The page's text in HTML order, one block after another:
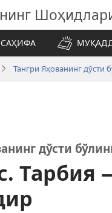
Тангри Яҳованинг дўсти
дўсти
Тарбия